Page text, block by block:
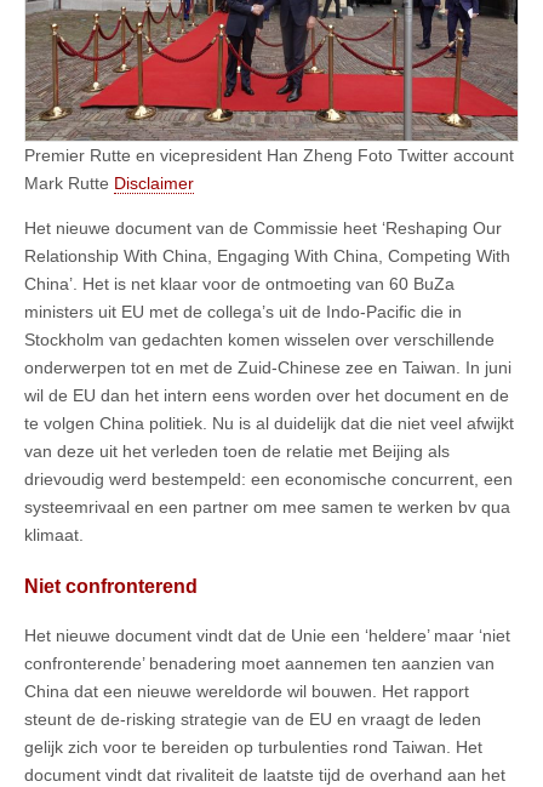
Premier Rutte en vicepresident Han Zheng Foto Twitter account
Mark Rutte Disclaimer
Het nieuwe document van de Commissie heet ‘Reshaping Our
Relationship With China, Engaging With China, Competing With
China’. Het is net klaar voor de ontmoeting van 60 BuZa
ministers uit EU met de collega’s uit de Indo-Pacific die in
Stockholm van gedachten komen wisselen over verschillende
onderwerpen tot en met de Zuid-Chinese zee en Taiwan. In juni
wil de EU dan het intern eens worden over het document en de
te volgen China politiek. Nu is al duidelijk dat die niet veel afwijkt
van deze uit het verleden toen de relatie met Beijing als
drievoudig werd bestempeld: een economische concurrent, een
systeemrivaal en een partner om mee samen te werken bv qua
klimaat.
Niet confronterend
Het nieuwe document vindt dat de Unie een ‘heldere’ maar ‘niet
confronterende’ benadering moet aannemen ten aanzien van
China dat een nieuwe wereldorde wil bouwen. Het rapport
steunt de de-risking strategie van de EU en vraagt de leden
gelijk zich voor te bereiden op turbulenties rond Taiwan. Het
document vindt dat rivaliteit de laatste tijd de overhand aan het